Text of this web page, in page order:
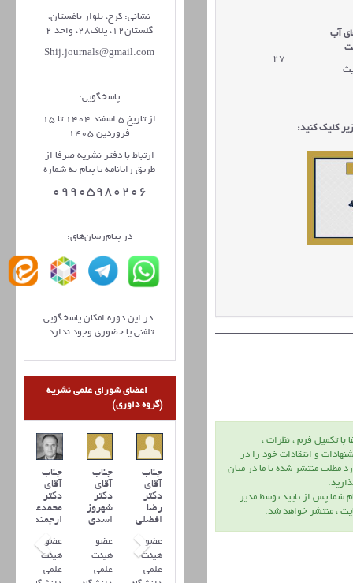
آب
27
کلیک کنید:
با تكميل فرم ، نظرات ،
و انتقادات خود را در
مطلب منتشر شده با ما در ميان
شما پس از تاييد توسط مدير
، منتشر خواهد شد.
نشانی: کرج، بلوار باغستان،
گلستان12، پلاک28، واحد 2
Shij.journals@gmail.com
پاسخگویی:
از تاریخ 5 اسفند 1404 تا 15
فروردین 1405
ارتباط با دفتر نشریه صرفا از
طریق رایانامه یا پیام به شماره
09905980206
در پیام‌رسان‌های:
در این دوره امکان پاسخگویی
تلفنی یا حضوری وجود ندارد.
اعضای شورای علمی نشریه
(گروه داوری)
جناب
آقای
دکتر
محمدعلی
ارجمند
عضو
هیئت
علمی
جناب
آقای
دکتر
شهروز
اسدی
عضو
هیئت
علمی
جناب
آقای
دکتر
رضا
افضلي
عضو
هیئت
علمی